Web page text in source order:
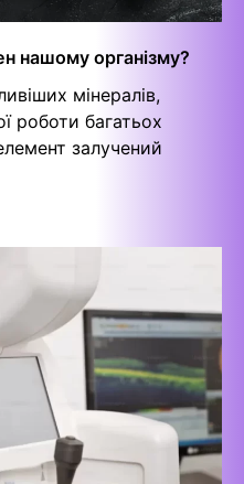
нашому організму?
мінералів,
роботи багатьох
залучений